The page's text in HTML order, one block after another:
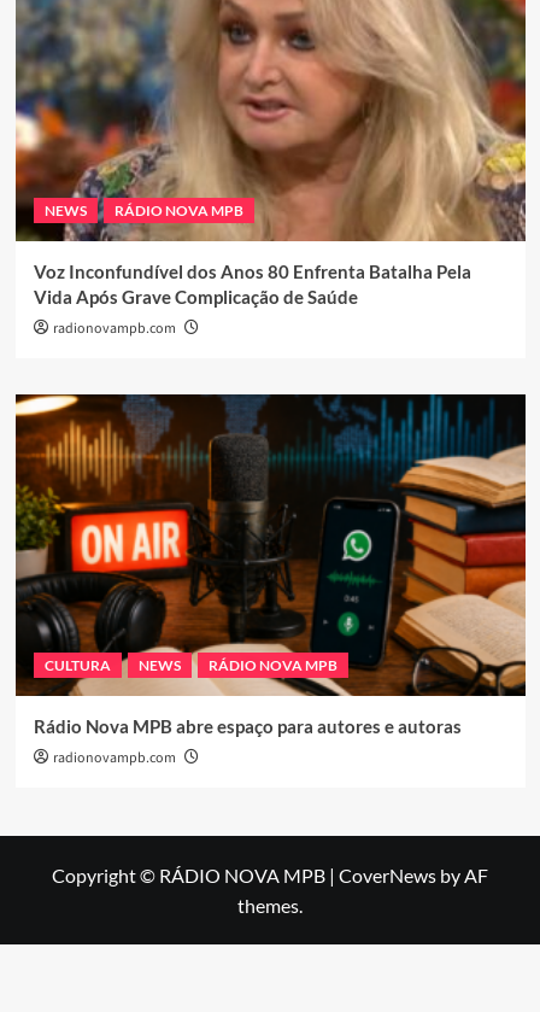
NEWS RÁDIO NOVA MPB
Voz Inconfundível dos Anos 80 Enfrenta Batalha Pela
Vida Após Grave Complicação de Saúde
radionovampb.com
CULTURA NEWS RÁDIO NOVA MPB
Rádio Nova MPB abre espaço para autores e autoras
radionovampb.com
Copyright © RÁDIO NOVA MPB | CoverNews by AF
themes.